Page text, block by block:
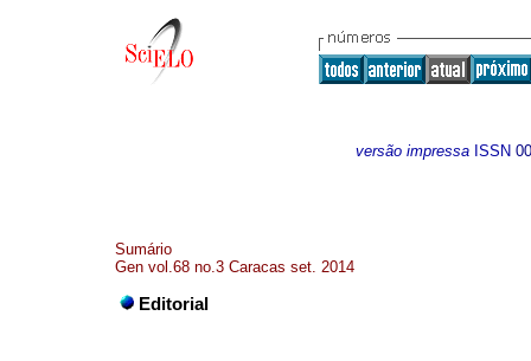
versão impressa ISSN
Sumário
Gen vol.68 no.3 Caracas set. 2014
Editorial